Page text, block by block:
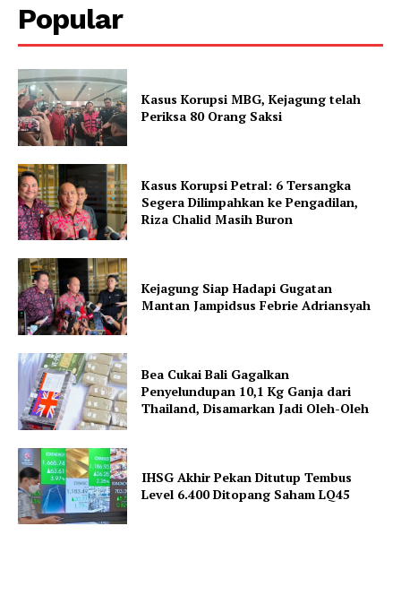
Popular
Kasus Korupsi MBG, Kejagung telah
Periksa 80 Orang Saksi
Kasus Korupsi Petral: 6 Tersangka
Segera Dilimpahkan ke Pengadilan,
Riza Chalid Masih Buron
Kejagung Siap Hadapi Gugatan
Mantan Jampidsus Febrie Adriansyah
Bea Cukai Bali Gagalkan
Penyelundupan 10,1 Kg Ganja dari
Thailand, Disamarkan Jadi Oleh-Oleh
IHSG Akhir Pekan Ditutup Tembus
Level 6.400 Ditopang Saham LQ45